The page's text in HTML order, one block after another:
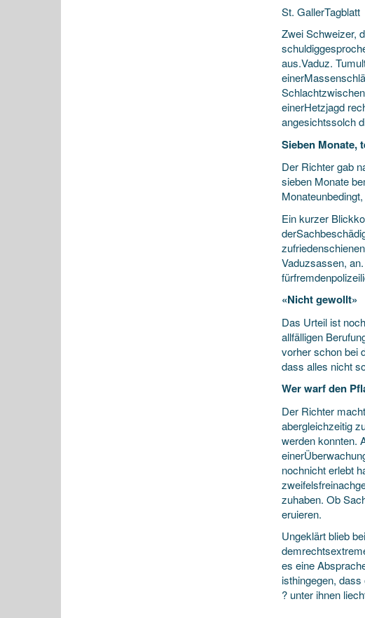
St. GallerTagblatt
Zwei Schweizer,
aus.Vaduz.
einerHetzjagd
angesichtssolch
Sieben Monate,
Der Richter gab
sieben Monate
Ein kurzer
Vaduzsassen,
«Nicht gewollt»
Das Urteil ist
allfälligen
vorher schon bei
dass alles nicht
Wer warf den
Der Richter
abergleichzeitig
werden konnten.
nochnicht erlebt
zuhaben. Ob
eruieren.
Ungeklärt blieb
es eine
isthingegen,
? unter ihnen